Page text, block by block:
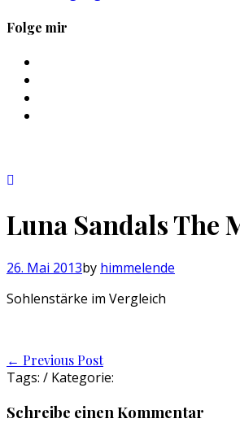
Folge mir
Luna Sandals The
26. Mai 2013by himmelende
Sohlenstärke im Vergleich
Post
navigation
← Previous Post
Tags: / Kategorie:
Schreibe einen Kommentar